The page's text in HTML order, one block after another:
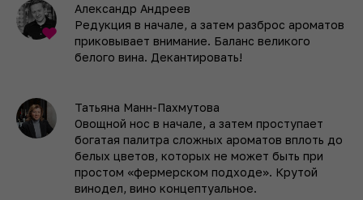
Александр Андреев
Редукция в начале, а затем разброс ароматов
приковывает внимание. Баланс великого
белого вина. Декантировать!
Татьяна Манн-Пахмутова
Овощной нос в начале, а затем проступает
богатая палитра сложных ароматов вплоть до
белых цветов, которых не может быть при
простом «фермерском подходе». Крутой
винодел, вино концептуальное.